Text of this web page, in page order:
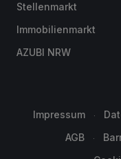
Stellenmarkt
Immobilienmarkt
AZUBI NRW
Impressum
AGB